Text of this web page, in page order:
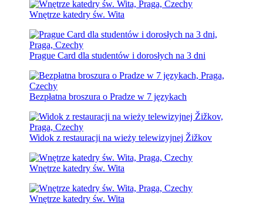
Wnętrze katedry św. Wita
Prague Card dla studentów i dorosłych na 3 dni
Bezpłatna broszura o Pradze w 7 językach
Widok z restauracji na wieży telewizyjnej Žižkov
Wnętrze katedry św. Wita
Wnętrze katedry św. Wita